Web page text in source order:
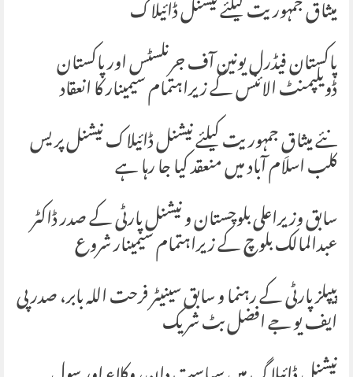
میثاق جمہوریت کیلئے نیشنل ڈائیلاگ
پاکستان فیڈرل یونین آف جرنلسٹس اور پاکستان
ڈویلپمنٹ الائنس کے زیراہتمام سیمینار کا انعقاد
نئے میثاقِ جمہوریت کیلئے نیشنل ڈائیلاک نیشنل پریس
کلب اسلام آباد میں منعقد کیا جا رہا ہے
سابق وزیراعلی بلوچستان و نیشنل پارٹی کے صدر ڈاکٹر
عبدالمالک بلوچ کے زیراہتمام سیمینار شروع
پیپلز پارٹی کے رہنما و سابق سینیٹر فرحت اللہ بابر، صدر پی
ایف یو جے افضل بٹ شریک